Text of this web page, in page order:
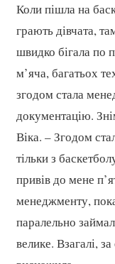
Коли пішла на
грають дівчата,
швидко бігала по
м’яча, багатьох
згодом стала
документацію.
Віка. – Згодом
тільки з
привів до мене
менеджменту,
паралельно
велике. Взагалі,